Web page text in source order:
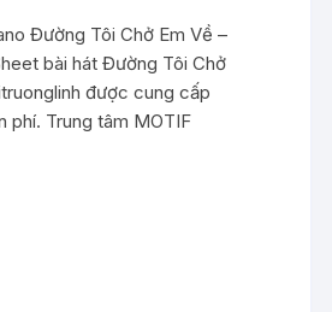
Đường Tôi Chở Em Về –
bài hát Đường Tôi Chở
được cung cấp
phí. Trung tâm MOTIF